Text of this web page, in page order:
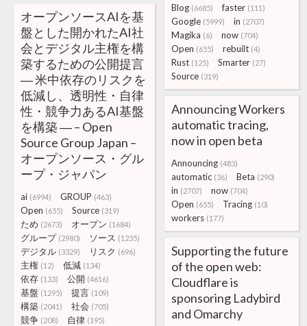
Blog (6685) faster (111)
Google (5999) in (2707)
Magika (6) now (704)
Open (655) rebuilt (4)
Rust (125) Smarter (27)
Source (319)
オープンソースAIを基
盤とした開かれたAI社
会とデジタル主権を構
築するための公開提言
― 米中依存のリスクを
低減し、透明性・自律
性・競争力あるAI基盤
を構築 ― – Open
Source Group Japan –
オープンソース・グル
ープ・ジャパン
ai (6994) GROUP (463)
Open (655) Source (319)
ため (2673) オープン (1684)
グループ (2980) ソース (1235)
デジタル (3329) リスク (696)
主権 (12) 低減 (134)
依存 (133) 公開 (4616)
基盤 (1295) 提言 (109)
構築 (2041) 社会 (705)
競争 (208) 自律 (195)
Announcing Workers
automatic tracing,
now in open beta
Announcing (483)
automatic (36) Beta (290)
in (2707) now (704)
Open (655) Tracing (10)
workers (177)
Supporting the future
of the open web:
Cloudflare is
sponsoring Ladybird
and Omarchy